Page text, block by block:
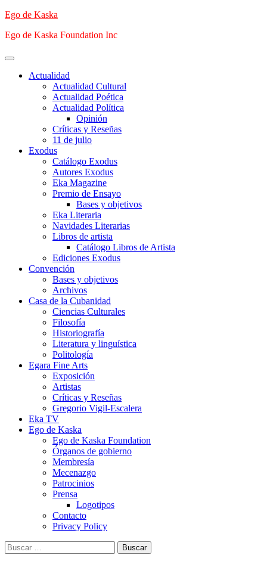
Saltar
contenido
Ego de Kaska
Ego de Kaska Foundation Inc
Menú
principalActualidad
Actualidad Cultural
Actualidad Poética
Actualidad Política
Opinión
Críticas y Reseñas
11 de julio
Exodus
Catálogo Exodus
Autores Exodus
Eka Magazine
Premio de Ensayo
Bases y objetivos
Eka Literaria
Navidades Literarias
Libros de artista
Catálogo Libros de Artista
Ediciones Exodus
Convención
Bases y objetivos
Archivos
Casa de la Cubanidad
Ciencias Culturales
Filosofía
Historiografía
Literatura y linguística
Politología
Egara Fine Arts
Exposición
Artistas
Críticas y Reseñas
Gregorio Vigil-Escalera
Eka TV
Ego de Kaska
Ego de Kaska Foundation
Órganos de gobierno
Membresía
Mecenazgo
Patrocinios
Prensa
Logotipos
Contacto
Privacy Policy
Buscar: